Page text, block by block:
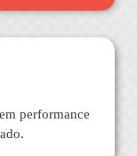
performance